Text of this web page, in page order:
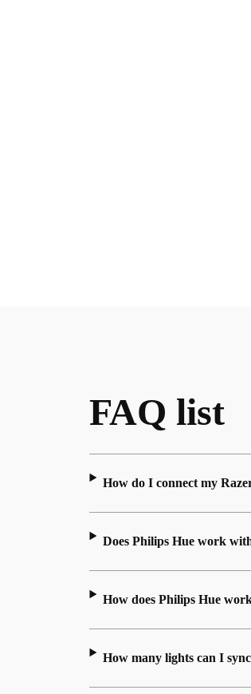
FAQ list
How do I connect my
Does Philips Hue work
How does Philips Hue
How many lights can I